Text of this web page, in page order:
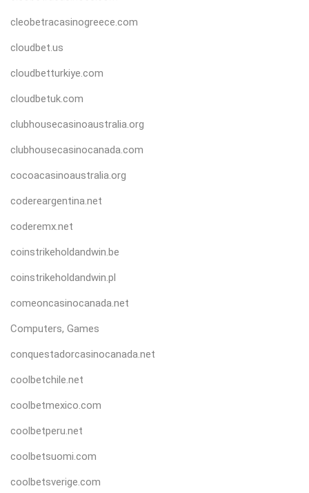
cleobetracasinogreece.com
cloudbet.us
cloudbetturkiye.com
cloudbetuk.com
clubhousecasinoaustralia.org
clubhousecasinocanada.com
cocoacasinoaustralia.org
codereargentina.net
coderemx.net
coinstrikeholdandwin.be
coinstrikeholdandwin.pl
comeoncasinocanada.net
Computers, Games
conquestadorcasinocanada.net
coolbetchile.net
coolbetmexico.com
coolbetperu.net
coolbetsuomi.com
coolbetsverige.com